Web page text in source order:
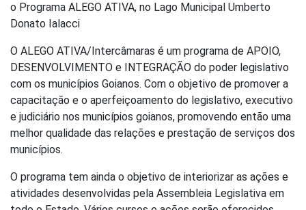
o Programa ALEGO ATIVA, no Lago Municipal Umberto
Donato Ialacci
O ALEGO ATIVA/Intercâmaras é um programa de APOIO,
DESENVOLVIMENTO e INTEGRAÇÃO do poder legislativo
com os municípios Goianos. Com o objetivo de promover a
capacitação e o aperfeiçoamento do legislativo, executivo
e judiciário nos municípios goianos, promovendo então uma
melhor qualidade das relações e prestação de serviços dos
municípios.
O programa tem ainda o objetivo de interiorizar as ações e
atividades desenvolvidas pela Assembleia Legislativa em